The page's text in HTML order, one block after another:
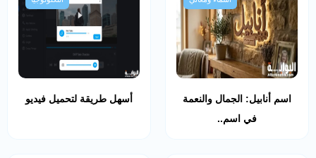
اسم أنابيل: الجمال والنعمة
في اسم..
أسهل طريقة لتحميل فيديو